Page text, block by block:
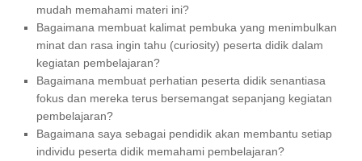
mudah memahami materi ini?
Bagaimana membuat kalimat pembuka yang menimbulkan
minat dan rasa ingin tahu (curiosity) peserta didik dalam
kegiatan pembelajaran?
Bagaimana membuat perhatian peserta didik senantiasa
fokus dan mereka terus bersemangat sepanjang kegiatan
pembelajaran?
Bagaimana saya sebagai pendidik akan membantu setiap
individu peserta didik memahami pembelajaran?